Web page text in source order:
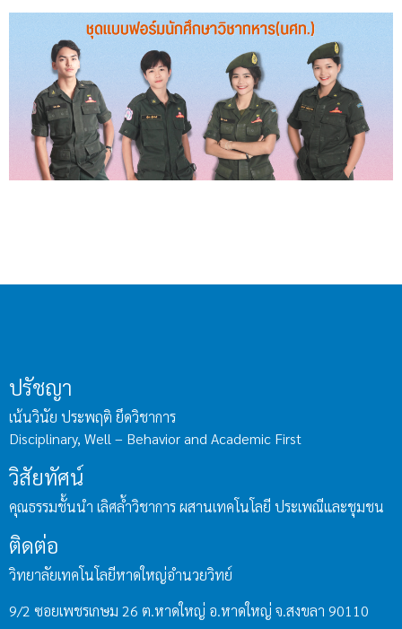
ปรัชญา
เน้นวินัย ประพฤติ ยึดวิชาการ
Disciplinary, Well – Behavior and Academic First
วิสัยทัศน์
คุณธรรมชั้นนำ เลิศล้ำวิชาการ ผสานเทคโนโลยี ประเพณีและชุมชน
ติดต่อ
วิทยาลัยเทคโนโลยีหาดใหญ่อำนวยวิทย์
9/2 ซอยเพชรเกษม 26 ต.หาดใหญ่ อ.หาดใหญ่ จ.สงขลา 90110